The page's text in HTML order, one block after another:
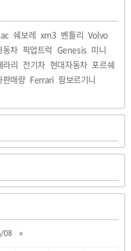
쉐보레 xm3 벤틀리 Volvo
동차 픽업트럭 Genesis 미니
라리 전기차 현대자동차 포르쉐
판매량 Ferrari 람보르기니
08 »